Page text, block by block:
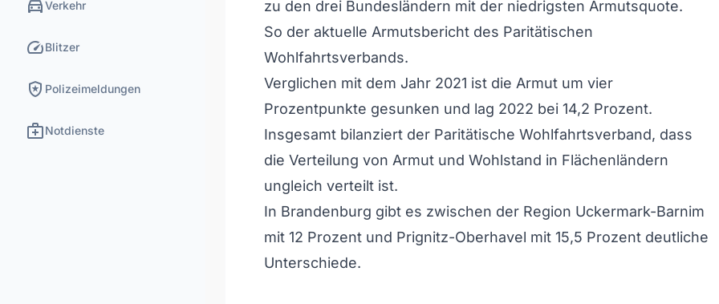
directions_carVerkehr
speedBlitzer
local_police Polizeimeldungen
medical_servicesNotdienste
zu den drei Bundesländern mit der niedrigsten Armutsquote.
So der aktuelle Armutsbericht des Paritätischen
Wohlfahrtsverbands.
Verglichen mit dem Jahr 2021 ist die Armut um vier
Prozentpunkte gesunken und lag 2022 bei 14,2 Prozent.
Insgesamt bilanziert der Paritätische Wohlfahrtsverband, dass
die Verteilung von Armut und Wohlstand in Flächenländern
ungleich verteilt ist.
In Brandenburg gibt es zwischen der Region Uckermark-Barnim
mit 12 Prozent und Prignitz-Oberhavel mit 15,5 Prozent deutliche
Unterschiede.